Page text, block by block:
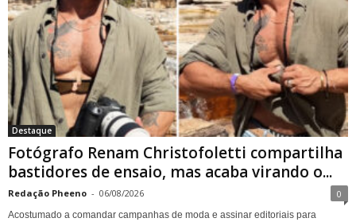
Destaque
Fotógrafo Renam Christofoletti compartilha
bastidores de ensaio, mas acaba virando o...
Redação Pheeno - 06/08/2026 0
Acostumado a comandar campanhas de moda e assinar editoriais para